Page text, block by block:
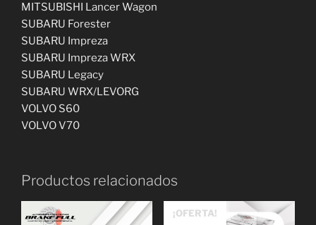
MITSUBISHI Lancer Wagon
SUBARU Forester
SUBARU Impreza
SUBARU Impreza WRX
SUBARU Legacy
SUBARU WRX/LEVORG
VOLVO S60
VOLVO V70
Productos relacionados
¡OFERTA!